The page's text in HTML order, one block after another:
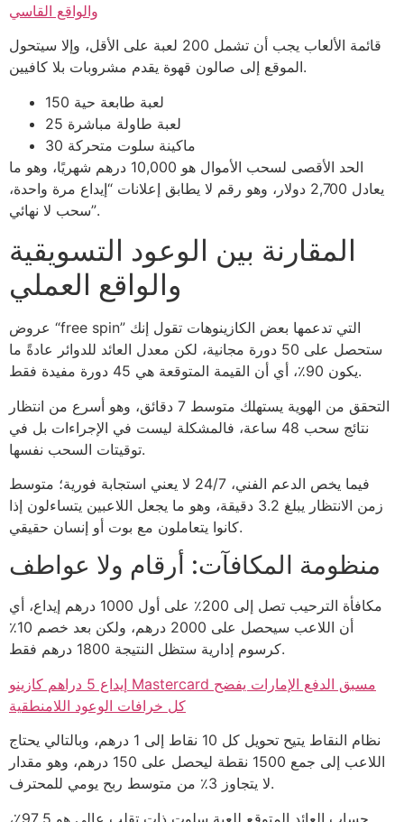
والواقع القاسي
قائمة الألعاب يجب أن تشمل 200 لعبة على الأقل، وإلا سيتحول
الموقع إلى صالون قهوة يقدم مشروبات بلا كافيين.
150 لعبة طابعة حية
25 لعبة طاولة مباشرة
30 ماكينة سلوت متحركة
الحد الأقصى لسحب الأموال هو 10,000 درهم شهريًا، وهو ما
يعادل 2,700 دولار، وهو رقم لا يطابق إعلانات “إيداع مرة واحدة،
سحب لا نهائي”.
المقارنة بين الوعود التسويقية
والواقع العملي
عروض “free spin” التي تدعمها بعض الكازينوهات تقول إنك
ستحصل على 50 دورة مجانية، لكن معدل العائد للدوائر عادةً ما
يكون 90٪، أي أن القيمة المتوقعة هي 45 دورة مفيدة فقط.
التحقق من الهوية يستهلك متوسط 7 دقائق، وهو أسرع من انتظار
نتائج سحب 48 ساعة، فالمشكلة ليست في الإجراءات بل في
توقيتات السحب نفسها.
فيما يخص الدعم الفني، 24/7 لا يعني استجابة فورية؛ متوسط
زمن الانتظار يبلغ 3.2 دقيقة، وهو ما يجعل اللاعبين يتساءلون إذا
كانوا يتعاملون مع بوت أو إنسان حقيقي.
منظومة المكافآت: أرقام ولا عواطف
مكافأة الترحيب تصل إلى 200٪ على أول 1000 درهم إيداع، أي
أن اللاعب سيحصل على 2000 درهم، ولكن بعد خصم 10٪
كرسوم إدارية ستظل النتيجة 1800 درهم فقط.
إيداع 5 دراهم كازينو Mastercard مسبق الدفع الإمارات يفضح
كل خرافات الوعود اللامنطقية
نظام النقاط يتيح تحويل كل 10 نقاط إلى 1 درهم، وبالتالي يحتاج
اللاعب إلى جمع 1500 نقطة ليحصل على 150 درهم، وهو مقدار
لا يتجاوز 3٪ من متوسط ربح يومي للمحترف.
حساب العائد المتوقع للعبة سلوت ذات تقلب عالي هو 97.5٪،